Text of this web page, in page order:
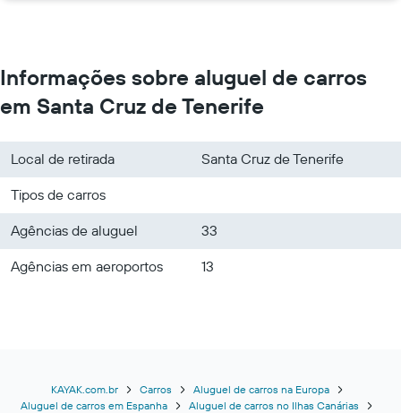
Informações sobre aluguel de carros
em Santa Cruz de Tenerife
Local de retirada
Santa Cruz de Tenerife
Tipos de carros
Agências de aluguel
33
Agências em aeroportos
13
KAYAK.com.br Carros
Aluguel de carros na Europa
Aluguel de carros em Espanha
Aluguel de carros no Ilhas Canárias